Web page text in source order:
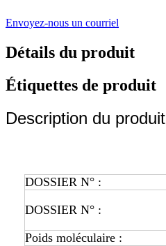
Envoyez-nous un courriel
Détails du produit
Étiquettes de produit
Description du produit
DOSSIER N° :
DOSSIER N° :
Poids moléculaire :